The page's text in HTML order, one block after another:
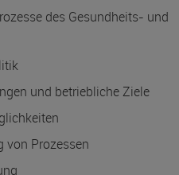
des Gesundheits- und
und betriebliche Ziele
von Prozessen